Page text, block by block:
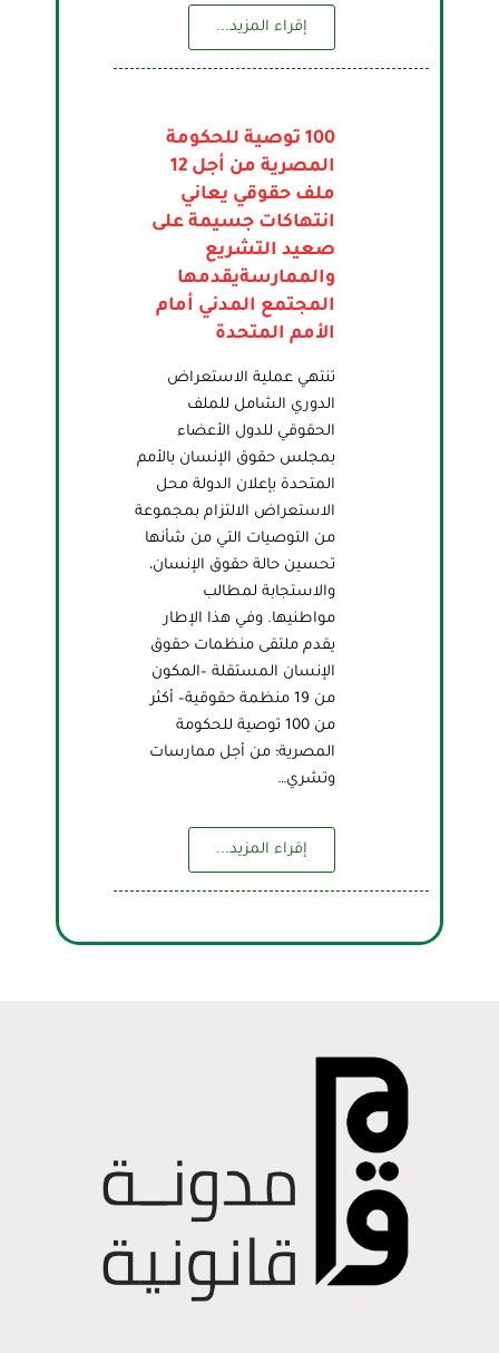
إقراء المزيد...
100 توصية للحكومة
المصرية من أجل 12
ملف حقوقي يعاني
انتهاكات جسيمة على
صعيد التشريع
والممارسةيقدمها
المجتمع المدني أمام
الأمم المتحدة
تنتهي عملية الاستعراض
الدوري الشامل للملف
الحقوقي للدول الأعضاء
بمجلس حقوق الإنسان بالأمم
المتحدة بإعلان الدولة محل
الاستعراض الالتزام بمجموعة
من التوصيات التي من شأنها
تحسين حالة حقوق الإنسان،
والاستجابة لمطالب
مواطنيها. وفي هذا الإطار
يقدم ملتقى منظمات حقوق
الإنسان المستقلة –المكون
من 19 منظمة حقوقية– أكثر
من 100 توصية للحكومة
المصرية؛ من أجل ممارسات
وتشري…
إقراء المزيد...